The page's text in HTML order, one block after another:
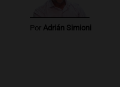
Por Adrián Simioni